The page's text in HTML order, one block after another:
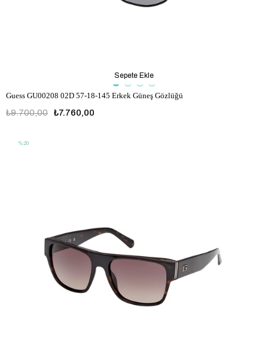
Guess GU00208 02D 57-18-145 Erkek Güneş Gözlüğü
₺7.760,00
₺9.700,00
Sepete Ekle
%20